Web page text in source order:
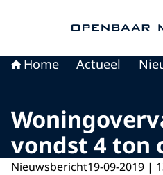
Home Actueel
vondst 4 ton
Nieuwsbericht19-09-2019 |